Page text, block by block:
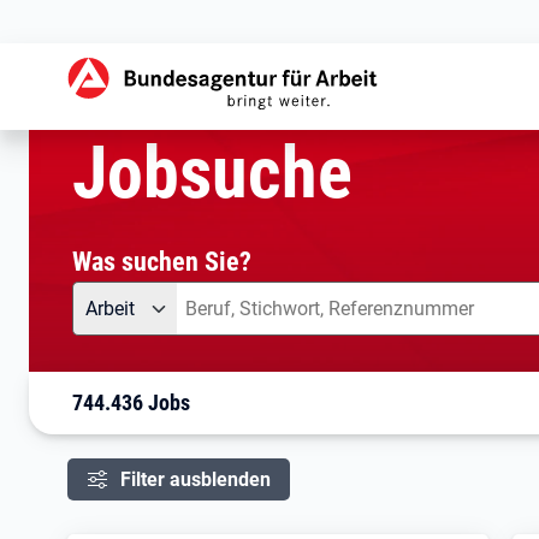
Startseite
Jobsuche
Was suchen Sie?
Angebotsart
Arbeit Was suchen Sie?
744.436 Jobs
Filter ausblenden